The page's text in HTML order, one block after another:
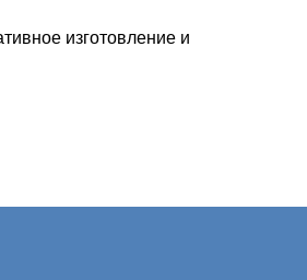
изготовление и